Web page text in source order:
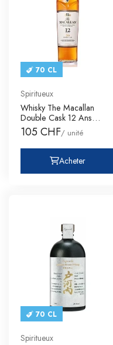
70 CL
Spiritueux
Whisky The Macallan
Double Cask 12 Ans
Single Mal
105 CHF/ unité
Acheter
70 CL
Spiritueux